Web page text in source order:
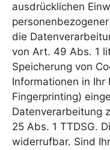
ausdrücklichen
die
von Art. 49 Abs. 1
Speicherung von
Informationen in Ihr
Fingerprinting)
Datenverarbeitung
25 Abs. 1 TTDSG.
widerrufbar. Sind